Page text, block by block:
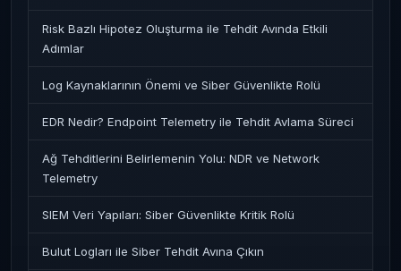
Risk Bazlı Hipotez Oluşturma ile Tehdit Avında Etkili
Adımlar
Log Kaynaklarının Önemi ve Siber Güvenlikte Rolü
EDR Nedir? Endpoint Telemetry ile Tehdit Avlama Süreci
Ağ Tehditlerini Belirlemenin Yolu: NDR ve Network
Telemetry
SIEM Veri Yapıları: Siber Güvenlikte Kritik Rolü
Bulut Logları ile Siber Tehdit Avına Çıkın